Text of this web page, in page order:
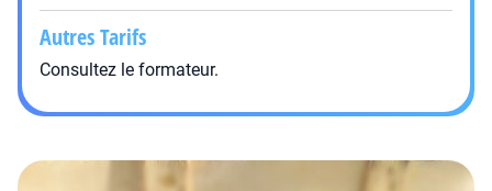
Autres Tarifs
Consultez le formateur.